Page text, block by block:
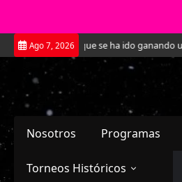
Saltar
al
contenido
Ago 7, 2026
joven defensa que se ha ido ganando un
Nosotros Programas
Torneos Históricos